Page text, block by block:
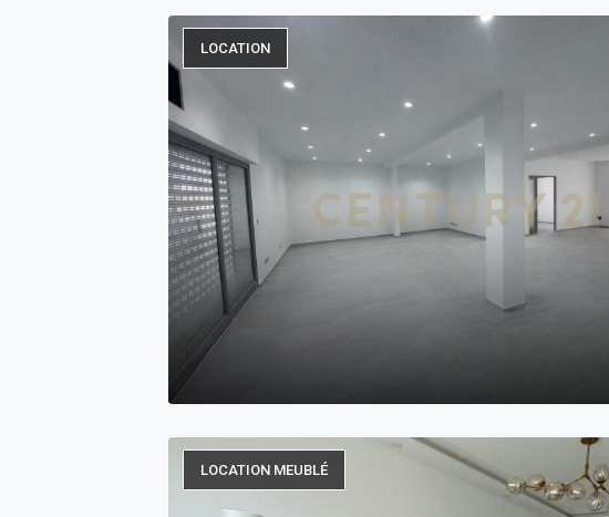
LOCATION
LOCATION MEUBLÉ